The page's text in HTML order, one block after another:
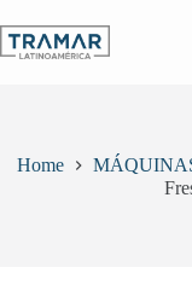
to
content
Home